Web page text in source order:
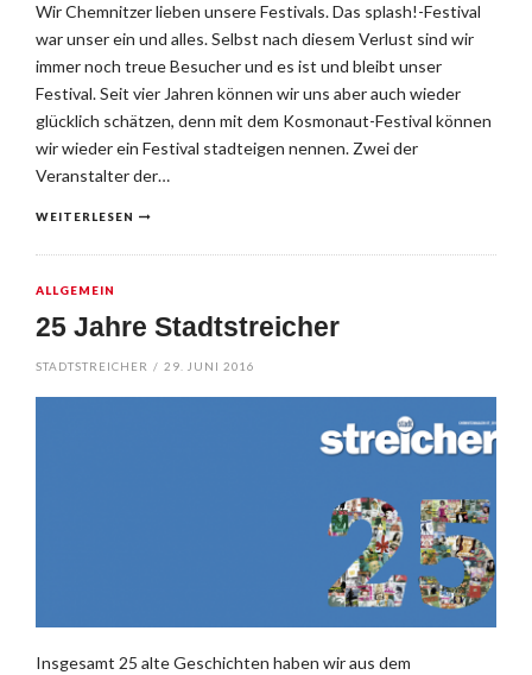
Wir Chemnitzer lieben unsere Festivals. Das splash!-Festival
war unser ein und alles. Selbst nach diesem Verlust sind wir
immer noch treue Besucher und es ist und bleibt unser
Festival. Seit vier Jahren können wir uns aber auch wieder
glücklich schätzen, denn mit dem Kosmonaut-Festival können
wir wieder ein Festival stadteigen nennen. Zwei der
Veranstalter der…
WEITERLESEN
ALLGEMEIN
25 Jahre Stadtstreicher
STADTSTREICHER / 29. JUNI 2016
Insgesamt 25 alte Geschichten haben wir aus dem